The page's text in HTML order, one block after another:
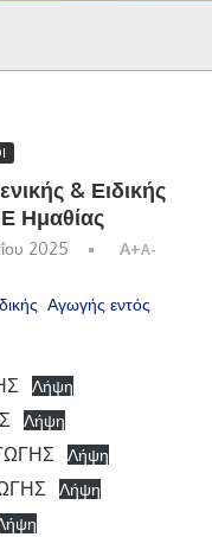
& Ειδικής
Ημαθίας
2025 A+A-
Αγωγής εντός
Λήψη
Λήψη
Λήψη
Λήψη